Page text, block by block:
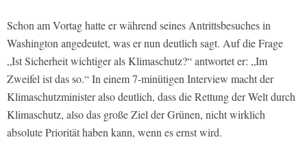
Schon am Vortag hatte er während seines Antrittsbesuches in
Washington angedeutet, was er nun deutlich sagt. Auf die Frage
„Ist Sicherheit wichtiger als Klimaschutz?“ antwortet er: „Im
Zweifel ist das so.“ In einem 7-minütigen Interview macht der
Klimaschutzminister also deutlich, dass die Rettung der Welt durch
Klimaschutz, also das große Ziel der Grünen, nicht wirklich
absolute Priorität haben kann, wenn es ernst wird.